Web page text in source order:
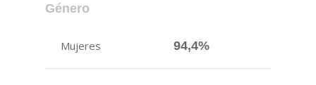
Género
Mujeres 94,4%